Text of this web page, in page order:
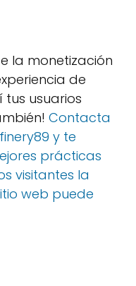
la monetización
de
tus usuarios
Contacta
y te
prácticas
visitantes la
web puede